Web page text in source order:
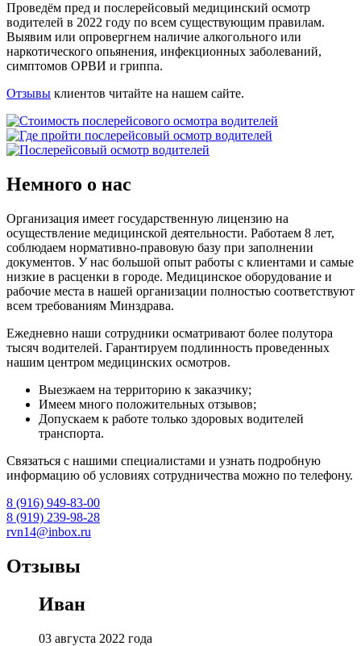
Проведём пред и послерейсовый медицинский осмотр
водителей в 2022 году по всем существующим правилам.
Выявим или опровергнем наличие алкогольного или
наркотического опьянения, инфекционных заболеваний,
симптомов ОРВИ и гриппа.
Отзывы клиентов читайте на нашем сайте.
Немного о нас
Организация имеет государственную лицензию на
осуществление медицинской деятельности. Работаем 8 лет,
соблюдаем нормативно-правовую базу при заполнении
документов. У нас большой опыт работы с клиентами и самые
низкие в расценки в городе. Медицинское оборудование и
рабочие места в нашей организации полностью соответствуют
всем требованиям Минздрава.
Ежедневно наши сотрудники осматривают более полутора
тысяч водителей. Гарантируем подлинность проведенных
нашим центром медицинских осмотров.
Выезжаем на территорию к заказчику;
Имеем много положительных отзывов;
Допускаем к работе только здоровых водителей
транспорта.
Связаться с нашими специалистами и узнать подробную
информацию об условиях сотрудничества можно по телефону.
8 (916) 949-83-00
8 (919) 239-98-28
rvn14@inbox.ru
Отзывы
Иван
03 августа 2022 года